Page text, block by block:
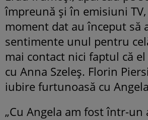
împreună și în emisiuni
moment dat au început să
sentimente unul pentru
mai contact nici faptul că
cu Anna Szeleș. Florin
iubire furtunoasă cu
„Cu Angela am fost într-un